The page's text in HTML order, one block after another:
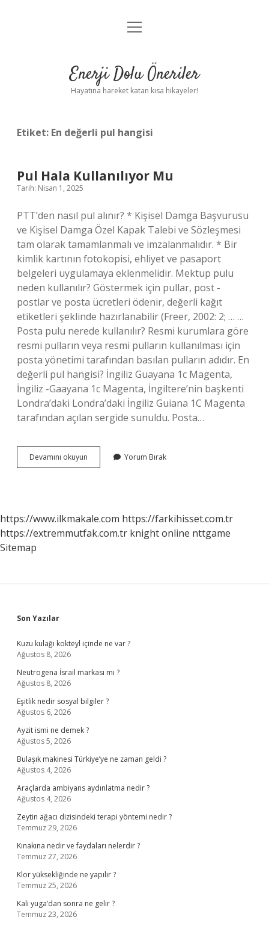
Anasayfa
Yasal Uyarı
menüyü
Enerji Dolu Öneriler
Hayatına hareket katan kısa hikayeler!
Etiket: En değerli pul hangisi
Pul Hala Kullanılıyor Mu
Tarih: Nisan 1, 2025
PTT’den nasıl pul alınır? * Kişisel Damga Başvurusu
ve Kişisel Damga Özel Kapak Talebi ve Sözleşmesi
tam olarak tamamlanmalı ve imzalanmalıdır. * Bir
kimlik kartının fotokopisi, ehliyet ve pasaport
belgeleri uygulamaya eklenmelidir. Mektup pulu
neden kullanılır? Göstermek için pullar, post -
postlar ve posta ücretleri ödenir, değerli kağıt
etiketleri şeklinde hazırlanabilir (Freer, 2002: 2; … …
Posta pulu nerede kullanılır? Resmi kurumlara göre
resmi pulların veya resmi pulların kullanılması için
posta yönetimi tarafından basılan pulların adıdır. En
değerli pul hangisi? İngiliz Guayana 1c Magenta,
İngiliz -Gaayana 1c Magenta, İngiltere’nin başkenti
Londra’daki Londra’daki İngiliz Guiana 1C Magenta
tarafından açılan sergide sunuldu. Posta…
Devamını okuyun
Hala
Yorum Bırak
https://www.ilkmakale.com https://farkihisset.com.tr
https://extremmutfak.com.tr knight online nttgame
Sitemap
Sidebar
Son Yazılar
Kuzu kulağı kokteyl içinde ne var ?
Ağustos 8, 2026
Neutrogena İsrail markası mı ?
Ağustos 8, 2026
Eşitlik nedir sosyal bilgiler ?
Ağustos 6, 2026
Ayzit ismi ne demek ?
Ağustos 5, 2026
Bulaşık makinesi Türkiye’ye ne zaman geldi ?
Ağustos 4, 2026
Araçlarda ambiyans aydınlatma nedir ?
Ağustos 4, 2026
Zeytin ağacı dizisindeki terapi yöntemi nedir ?
Temmuz 29, 2026
Kınakına nedir ve faydaları nelerdir ?
Temmuz 27, 2026
Klor yüksekliğinde ne yapılır ?
Temmuz 25, 2026
Kali yuga’dan sonra ne gelir ?
Temmuz 23, 2026